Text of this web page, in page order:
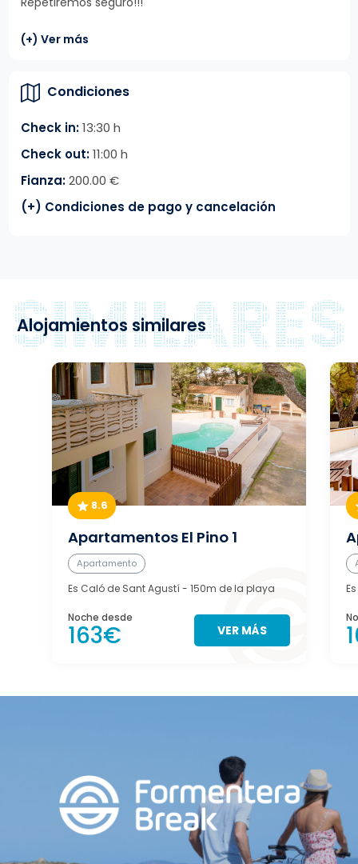
(+) Ver más
Condiciones
Check in:13:30 h
Check out:11:00 h
Fianza:200.00 €
(+) Condiciones de pago y cancelación
Alojamientos similares
8.6
Apartamentos El Pino 1
Apartamento
Es Caló de Sant Agustí- 150m de la playa
Noche desde
163€ VER MÁS